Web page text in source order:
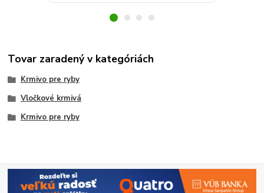
Tovar zaradený v kategóriách
Krmivo pre ryby
Vločkové krmivá
Krmivo pre ryby